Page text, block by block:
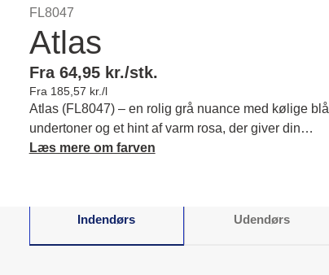
FL8047
Atlas
Fra 64,95 kr./stk.
Fra 185,57 kr./l
Atlas (FL8047) – en rolig grå nuance med kølige blå
undertoner og et hint af varm rosa, der giver din
indretning et elegant og tidløst udtryk. Læs mere om
Læs mere om farven
Indendørs Udendørs